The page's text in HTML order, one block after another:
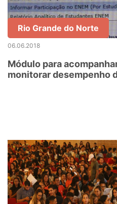
Rio Grande do Norte
06.06.2018
Módulo para
monitorar desempenho